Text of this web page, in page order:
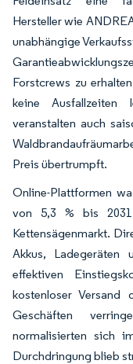
Hersteller wie
unabhängige
Forstcrews zu
keine Ausfallzeiten
veranstalten auch
Preis übertrumpft.
Online-Plattformen
von 5,3 % bis
Kettensägenmarkt.
Akkus, Ladegeräten
effektiven
kostenloser Versand
Geschäften
normalisierten sich
Durchdringung blieb